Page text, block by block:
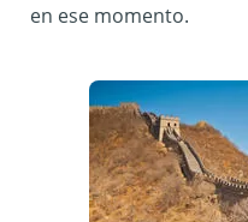
en ese momento.